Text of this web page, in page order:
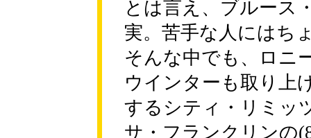
とは言え、ブルース
実。苦手な人にはち
そんな中でも、ロニ
ウインターも取り上
するシティ・リミッ
サ・フランクリンの